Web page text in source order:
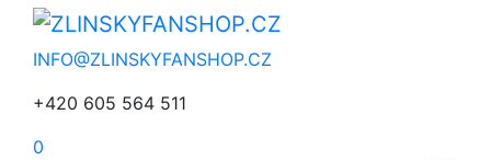
INFO@ZLINSKYFANSHOP.CZ
+420 605 564 511
0